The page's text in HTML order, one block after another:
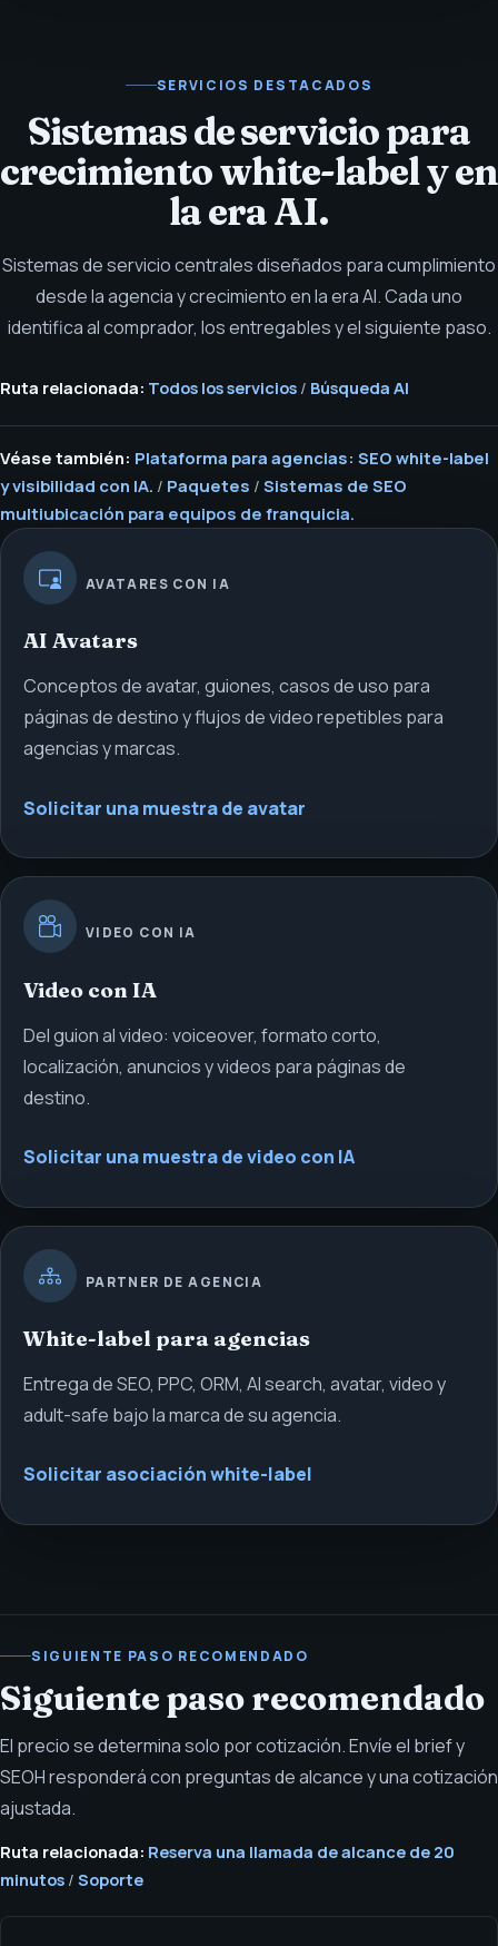
SERVICIOS DESTACADOS
Sistemas de servicio para
crecimiento white-label y en
la era AI.
Sistemas de servicio centrales diseñados para cumplimiento
desde la agencia y crecimiento en la era AI. Cada uno
identifica al comprador, los entregables y el siguiente paso.
Ruta relacionada: Todos los servicios / Búsqueda AI
Véase también: Plataforma para agencias: SEO white-label
y visibilidad con IA. / Paquetes / Sistemas de SEO
multiubicación para equipos de franquicia.
AVATARES CON IA
AI Avatars
Conceptos de avatar, guiones, casos de uso para
páginas de destino y flujos de video repetibles para
agencias y marcas.
Solicitar una muestra de avatar
VIDEO CON IA
Video con IA
Del guion al video: voiceover, formato corto,
localización, anuncios y videos para páginas de
destino.
Solicitar una muestra de video con IA
PARTNER DE AGENCIA
White-label para agencias
Entrega de SEO, PPC, ORM, AI search, avatar, video y
adult-safe bajo la marca de su agencia.
Solicitar asociación white-label
SIGUIENTE PASO RECOMENDADO
Siguiente paso recomendado
El precio se determina solo por cotización. Envíe el brief y
SEOH responderá con preguntas de alcance y una cotización
ajustada.
Ruta relacionada: Reserva una llamada de alcance de 20
minutos / Soporte